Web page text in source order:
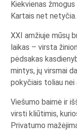
Kiekvienas
Kartais net netyčia.
XXI amžiuje mūsų
laikas – virsta
pėdsakas
mintys, jų virsmai
pokyčiais toliau nei
Viešumo baimė ir
virsti kliūtimis,
Privatumo